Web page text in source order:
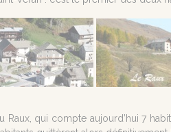
Raux, qui compte aujourd’hui 7